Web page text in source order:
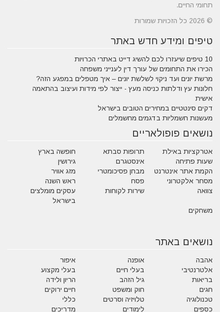
תחומי החיים.
© 2026 כל הזכויות שמורות
טיפים ומידע חדש באתר
10 טיפים שיעזרו לכם להשיג דייט באתרי הכרויות
הכירו את התחומים של עורך דין לענייני משפחה
מרשת יונים ועד ניקוי לשלשת יונים – איך מטפלים במפגע הזה?
חלונות עץ ודלתות כניסה מעץ - ייצור לפי מידות ועיצוב בהתאמה
אישית
דקים סינטטיים במחירים הטובים בישראל
מעשנות חשמליות בדגמים מחשמלים
נושאים פופולאריים
אטרקציות באילת תרופות סבתא
חופשה בארץ
שעות פתיחה
אינסטגרם
גירושין
הקמת אתר אינטרנט
מבחן פסיכומטרי
מזג אוויר
מסחר אלקטרוני
פסח
ראש השנה
צוואה
שירות לקוחות
עסקים מומלצים
בישראל
משחקים
נושאים באתר
אהבה אופנה
איפור
אלטרנטיבי
בעלי חיים
בעלי מקצוע
בריאות
גיל הזהב
הריון ולידה
חגים
חוק ומשפט
חיים ירוקים
טכנולוגיה
טלויזיה וסרטים
כללי
כספים
לימודים מדריכים